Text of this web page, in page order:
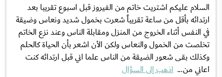
السلام عليكم اشتريت خاتم من الفيروز قبل اسبوع تقريبا بعد
ارتدائه بأقل من ساعة تقريباً شعرت بخمول شديد ونعاس وضيقة
في النفس أثناء الخروج من المنزل ومقابلة الناس وعند نزع الخاتم
تخلصت من الخمول والنعاس ولكن الأن اشعر بأن الحياة كالحلم
وكذلك بقى شعور الضيقة من الناس علما اني قبل ارتدائه كنت
اعاني من... اذهب إلى السؤال